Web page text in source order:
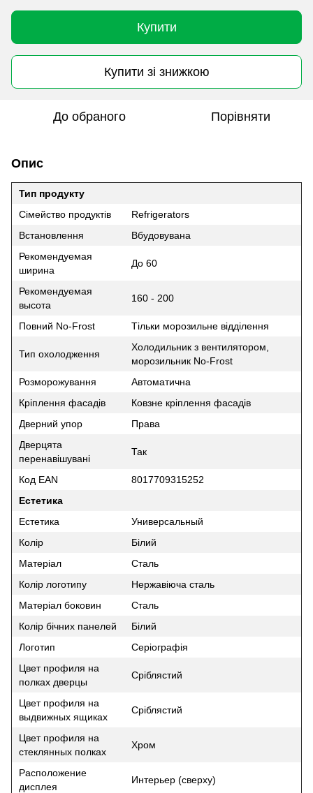
Купити
Купити зі знижкою
До обраного Порівняти
Опис
Тип продукту
Сімейство продуктів
Refrigerators
Встановлення
Вбудовувана
Рекомендуемая
ширина
До 60
Рекомендуемая
высота
160 - 200
Повний No-Frost Тільки морозильне відділення
Тип охолодження
Холодильник з вентилятором,
морозильник No-Frost
Розморожування
Автоматична
Кріплення фасадів
Ковзне кріплення фасадів
Дверний упор
Права
Дверцята
перенавішувані
Так
Код EAN
8017709315252
Естетика
Естетика
Универсальный
Колір
Білий
Матеріал
Сталь
Колір логотипу
Нержавіюча сталь
Матеріал боковин
Сталь
Колір бічних панелей
Білий
Логотип
Серіографія
Цвет профиля на
полках дверцы
Сріблястий
Цвет профиля на
выдвижных ящиках
Сріблястий
Цвет профиля на
стеклянных полках
Хром
Расположение
дисплея
Интерьер (сверху)